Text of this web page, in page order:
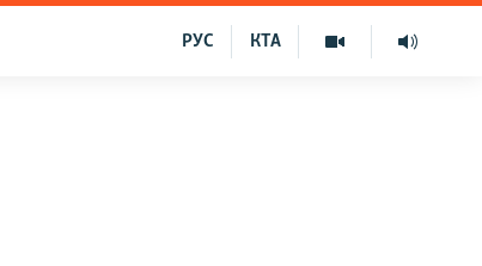
КТА
РУС